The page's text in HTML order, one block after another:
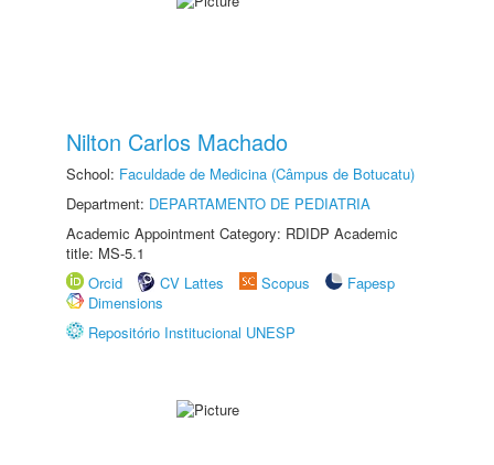
Nilton Carlos Machado
School: Faculdade de Medicina (Câmpus de Botucatu)
Department: DEPARTAMENTO DE PEDIATRIA
Academic Appointment Category: RDIDP Academic
title: MS-5.1
Orcid
CV Lattes Scopus
Fapesp
Dimensions
Repositório Institucional UNESP